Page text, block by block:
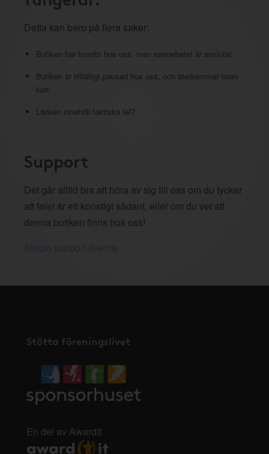
Detta kan bero på flera saker:
Butiken har funnits hos oss, men samarbetet är avslutat
Butiken är tillfälligt pausad hos oss, och återkommer inom
kort.
Länken innehöll faktiska fel?
Support
Det går alltid bra att höra av sig till oss om du tycker
att felet är ett konstigt sådant, eller om du vet att
denna butiken finns hos oss!
Stötta föreningslivet
En del av AwardIt